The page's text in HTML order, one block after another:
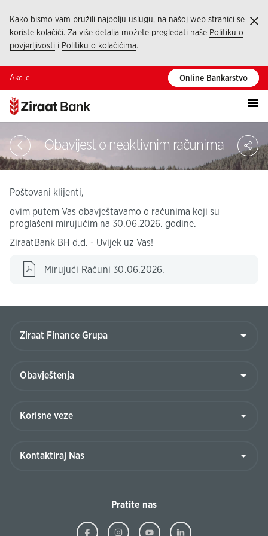
Kako bismo vam pružili najbolju uslugu, na našoj web stranici se
koriste kolačići. Za više detalja možete pregledati naše Politiku o
povjerljivosti i Politiku o kolačićima.
Akcije Online Bankarstvo
Obavijest o neaktivnim računima
Poštovani klijenti,
ovim putem Vas obavještavamo o računima koji su
proglašeni mirujućim na 30.06.2026. godine.
ZiraatBank BH d.d. - Uvijek uz Vas!
Mirujući Računi 30.06.2026.
Pratite nas